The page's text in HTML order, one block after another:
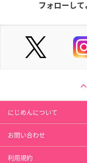
フォローして
にじめんについて
お問い合わせ
利用規約